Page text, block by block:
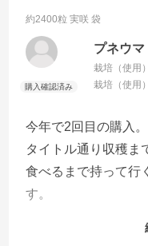
約2400粒 実咲 袋
プネウマ
栽培（使用
栽培（使用
今年で2回目の購入。
タイトル通り収穫ま
食べるまで持って行
す。
ゴミを除いたりする